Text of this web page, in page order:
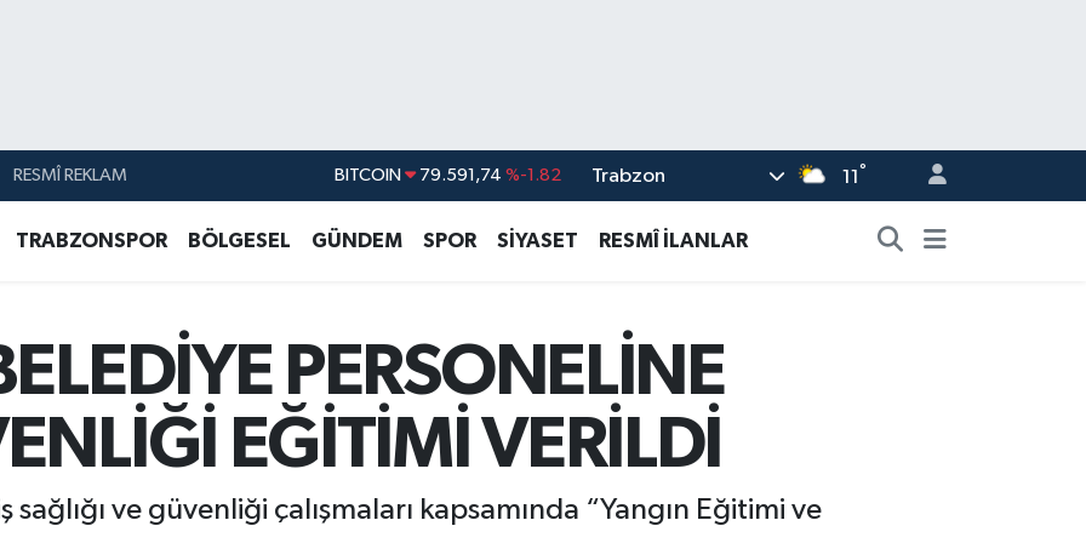
RESMÎ REKLAM DOLAR 45,43620 %0.02
BİST100 14.598,00 %0
BITCOIN 79.591,74 %-1.82
Trabzon 11 °
TRABZONSPOR BÖLGESEL GÜNDEM SPOR SİYASET RESMÎ İLANLAR
PERSONELİNE
EĞİTİMİ VERİLDİ
ve güvenliği çalışmaları kapsamında “Yangın Eğitimi ve